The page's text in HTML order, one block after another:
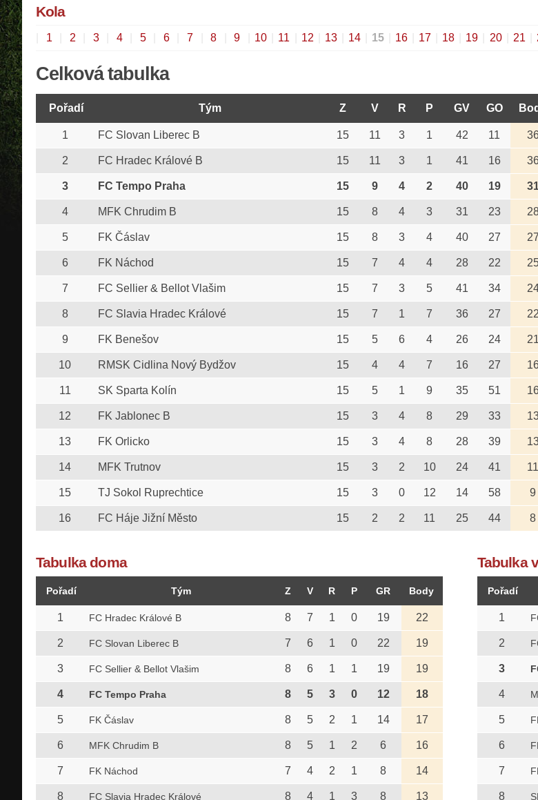
Kola
1 2 3 4 5 6 7 8 9 10 11 12 13 14 15 16 17 18 19 20 21
Celková tabulka
Pořadí Tým Z V R P GV GO
1 FC Slovan Liberec B 15 11 3 1 42 11
2 FC Hradec Králové B 15 11 3 1 41 16
3 FC Tempo Praha 15 9 4 2 40 19
4 MFK Chrudim B 15 8 4 3 31 23
5 FK Čáslav 15 8 3 4 40 27 27
6 FK Náchod 15 7 4 4 28 22
7 FC Sellier & Bellot Vlašim 15 7 3 5 41 34
8 FC Slavia Hradec Králové 15 7 1 7 36 27 22
9 FK Benešov 15 5 6 4 26 24 21
10 RMSK Cidlina Nový Bydžov 15 4 4 7 16 27
11 SK Sparta Kolín 15 5 1 9 35 51
12 FK Jablonec B 15 3 4 8 29 33
13 FK Orlicko 15 3 4 8 28 39
14 MFK Trutnov 15 3 2 10 24 41 11
15 TJ Sokol Ruprechtice 15 3 0 12 14 58 9
16 FC Háje Jižní Město 15 2 2 11 25 44 8
Tabulka doma
Pořadí Tým Z V R P GR Body
1 FC Hradec Králové B 8 7 1 0 19 22
2 FC Slovan Liberec B 7 6 1 0 22 19
3 FC Sellier & Bellot Vlašim 8 6 1 1 19 19
4 FC Tempo Praha 8 5 3 0 12 18
5 FK Čáslav 8 5 2 1 14 17
6 MFK Chrudim B 8 5 1 2 6 16
7 FK Náchod 7 4 2 1 8 14
8 FC Slavia Hradec Králové 8 4 1 3 8 13
Tabulka
Pořadí
1
2
3
4
5
6
7
8